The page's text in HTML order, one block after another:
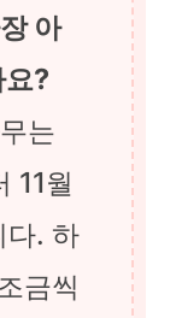
아
?
는
11월
다. 하
금씩